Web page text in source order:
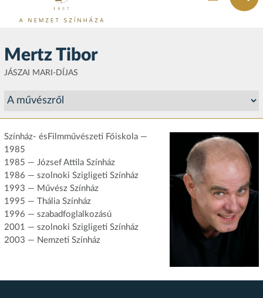
Mertz Tibor
JÁSZAI MARI-DÍJAS
Színház- ésFilmművészeti Főiskola —
1985
1985 — József Attila Színház
1986 — szolnoki Szigligeti Színház
1993 — Művész Színház
1995 — Thália Színház
1996 — szabadfoglalkozású
2001 — szolnoki Szigligeti Színház
2003 — Nemzeti Színház